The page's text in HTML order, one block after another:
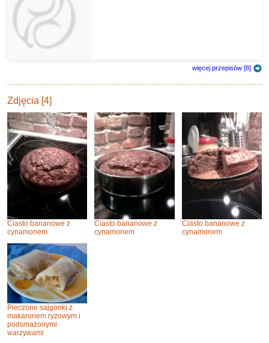
więcej przepisów [8]
Zdjęcia [4]
Ciasto bananowe z
cynamonem
Ciasto bananowe z
cynamonem
Ciasto bananowe z
cynamonem
Pieczone sajgonki z
makaronem ryżowym i
podsmażonymi
warzywami